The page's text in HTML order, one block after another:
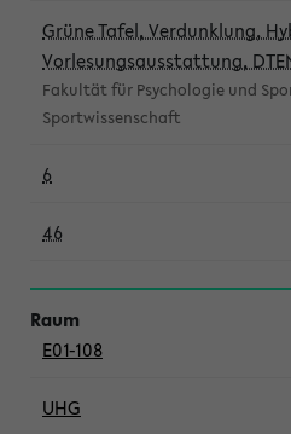
Grüne Tafel, Verdunklung,
Vorlesungsausstattung,
Fakultät für Psychologie und
Sportwissenschaft
6
46
E01-108
UHG